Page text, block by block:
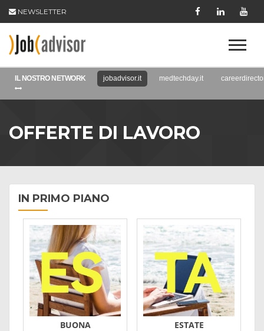
NEWSLETTER
IL NOSTRO NETWORK jobadvisor.it medtechday.it
OFFERTE DI LAVORO
IN PRIMO PIANO
BUONA ESTATE